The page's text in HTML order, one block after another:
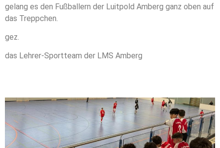
gelang es den Fußballern der Luitpold Amberg ganz oben auf
das Treppchen.
gez.
das Lehrer-Sportteam der LMS Amberg